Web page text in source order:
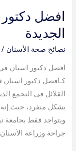
افضل
الجديدة
نصائح صحة الأسنان /
افضل دكتور اسنان
كـافضل دكتور اسنان
القلائل في التجمع
بشكل منفرد، حيث
ويتواجد فقط بجامعة
جراحة وزراعة